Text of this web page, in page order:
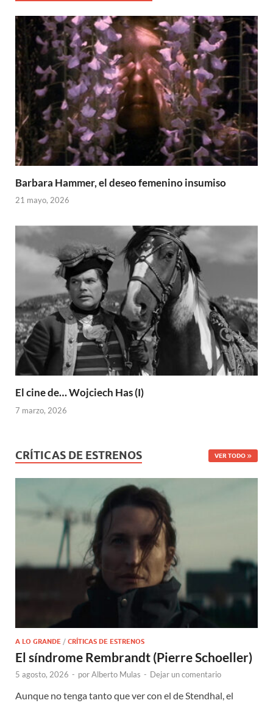
Barbara Hammer, el deseo femenino insumiso
21 mayo, 2026
El cine de… Wojciech Has (I)
7 marzo, 2026
CRÍTICAS DE ESTRENOS VER TODO
A LO GRANDE / CRÍTICAS DE ESTRENOS
El síndrome Rembrandt (Pierre Schoeller)
5 agosto, 2026 - porAlberto Mulas - Dejar un comentario
Aunque no tenga tanto que ver con el de Stendhal, el